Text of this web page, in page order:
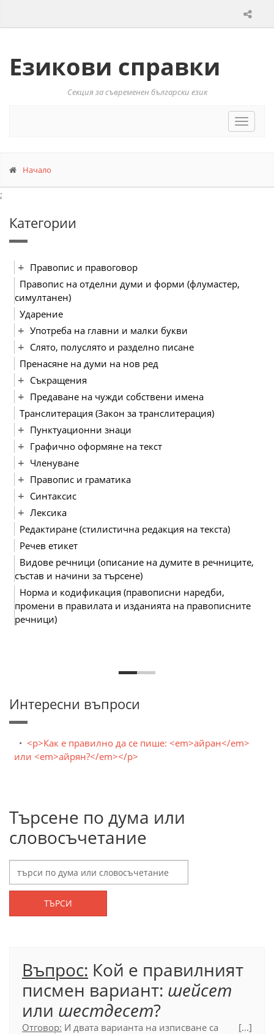
Езикови справки
Секция за съвременен български език
Toggle
Начало
;
Категории
Правопис и правоговор
Правопис на отделни думи и форми (флумастер,
симултанен)
Ударение
Употреба на главни и малки букви
Слято, полуслято и разделно писане
Пренасяне на думи на нов ред
Съкращения
Предаване на чужди собствени имена
Транслитерация (Закон за транслитерация)
Пунктуационни знаци
Графично оформяне на текст
Членуване
Правопис и граматика
Синтаксис
Лексика
Редактиране (стилистична редакция на текста)
Речев етикет
Видове речници (описание на думите в речниците,
състав и начини за търсене)
Норма и кодификация (правописни наредби,
промени в правилата и изданията на правописните
речници)
Интересни въпроси
<p>Как е правилно да се пише: <em>айран</em>
или <em>айрян?</em></p>
Търсене по дума или
словосъчетание
ТЪРСИ
Въпрос: Кой е правилният
писмен вариант: шейсет
или шестдесет?
Отговор: И двата варианта на изписване са
[...]